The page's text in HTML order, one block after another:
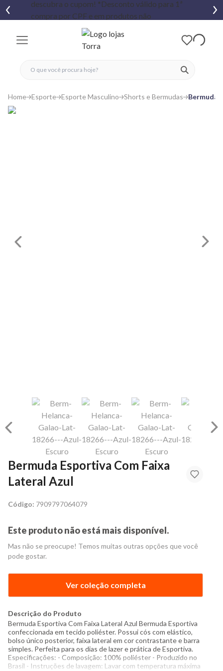
ver
fechar menu
fechar menu
favoritos
Home Esporte Esporte Masculino Shorts e Bermudas Bermuda
Bermuda Esportiva Com Faixa
Lateral Azul
Código: 7909797064079
Este produto não está mais disponível.
Mas não se preocupe! Temos muitas outras opções que você
pode gostar.
Ver coleção completa
Descrição do Produto
Bermuda Esportiva Com Faixa Lateral Azul Bermuda Esportiva
confeccionada em tecido poliéster. Possui cós com elástico,
bolso único posterior, faixa lateral em cor contrastante e barra
simples. Perfeita para os dias de lazer e prática de Esportiva.
Especificações: - Composição: 100% poliéster - Produzido no
Brasil - Instruções de lavagem: Lavar com temperatura máxima